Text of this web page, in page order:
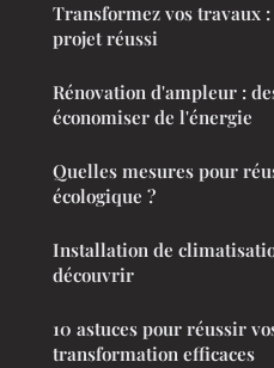
Transformez vos travaux
projet réussi
Rénovation d'ampleur :
économiser de l'énergie
Quelles mesures pour
écologique ?
Installation de
découvrir
10 astuces pour réussir
transformation efficaces